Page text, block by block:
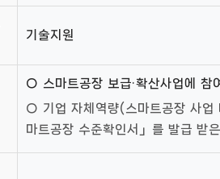
기술지원
○ 스마트공장 보급·확산사업에 참
○ 기업 자체역량(스마트공장 사업
마트공장 수준확인서」를 발급 받